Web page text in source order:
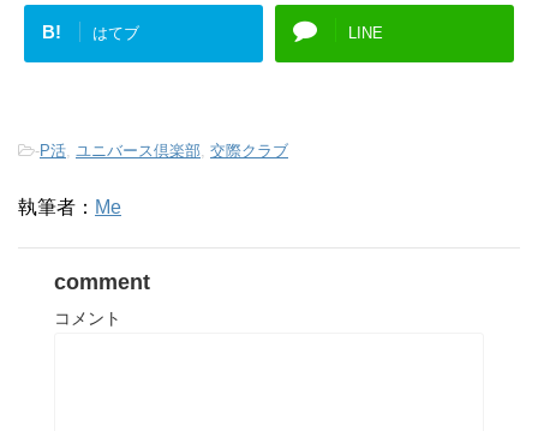
B! はてブ LINE
-P活 ユニバース倶楽部 交際クラブ
執筆者： Me
comment
コメント